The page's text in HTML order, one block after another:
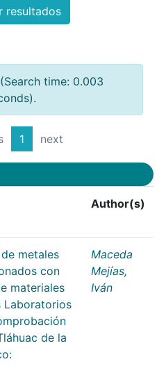
resultados
time: 0.003
1 next
Author(s)
metales
con
materiales
Laboratorios
de la
Maceda
Mejías,
Iván